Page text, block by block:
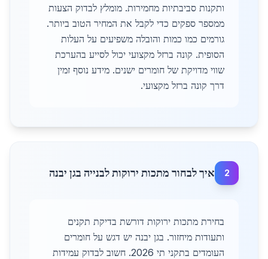
ותקנות סביבתיות מחמירות. מומלץ לבדוק הצעות
ממספר ספקים כדי לקבל את המחיר הטוב ביותר.
גורמים כמו כמות והובלה משפיעים על העלות
הסופית. קונה ברזל מקצועי יכול לסייע בהערכת
שווי מדויקת של חומרים ישנים. מידע נוסף זמין
דרך קונה ברזל מקצועי.
2 איך לבחור מתכות ירוקות לבנייה בגן יבנה
בחירת מתכות ירוקות דורשת בדיקת תקנים
ותעודות מיחזור. בגן יבנה יש דגש על חומרים
העומדים בתקני תי 2026. חשוב לבדוק עמידות